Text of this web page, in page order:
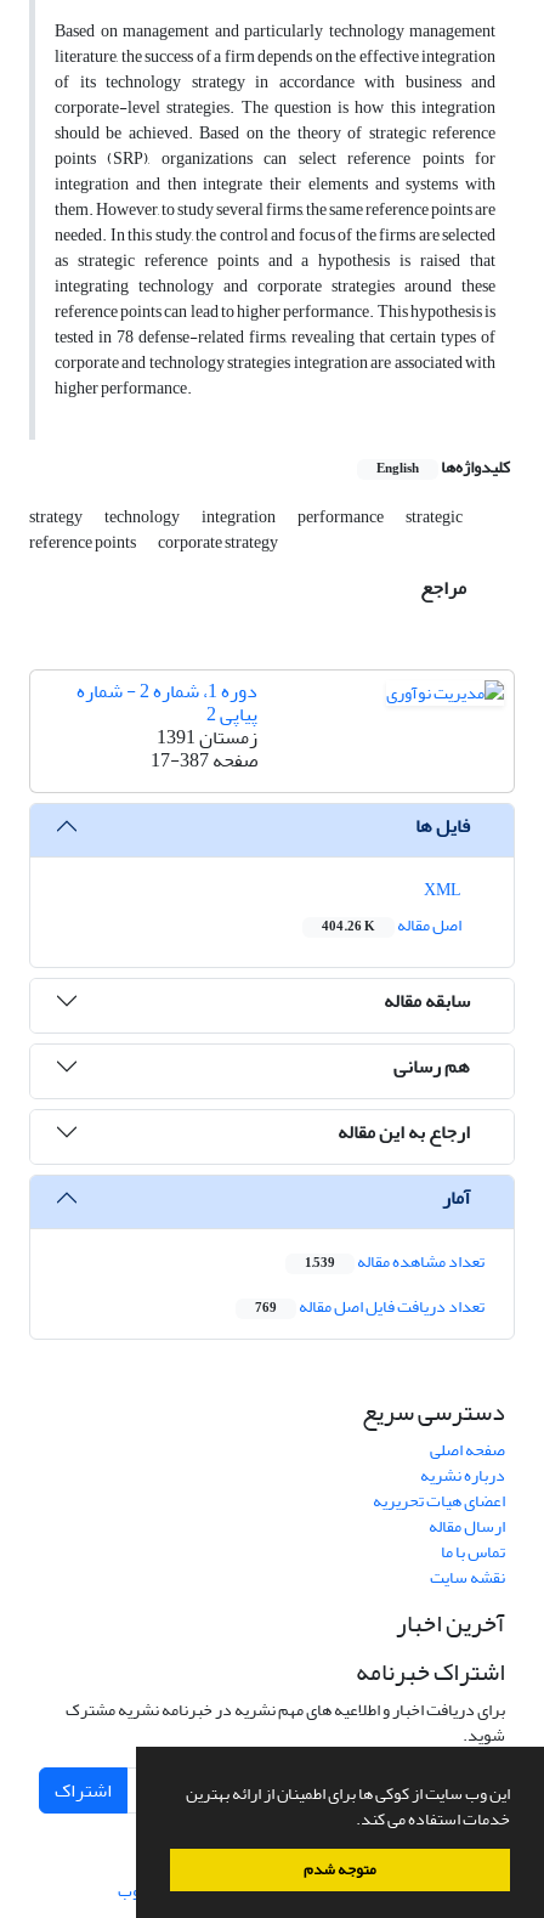
این وب سایت از کوکی ها برای اطمینان از ارائه بهترین
خدمات استفاده می کند.
متوجه شدم
Based on management and particularly technology management
literature, the success of a firm depends on the effective integration
of its technology strategy in accordance with business and
corporate-level strategies. The question is how this integration
should be achieved. Based on the theory of strategic reference
points (SRP), organizations can select reference points for
integration and then integrate their elements and systems with
them. However, to study several firms, the same reference points are
needed. In this study, the control and focus of the firms are selected
as strategic reference points and a hypothesis is raised that
integrating technology and corporate strategies around these
reference points can lead to higher performance. This hypothesis is
tested in 78 defense-related firms, revealing that certain types of
corporate and technology strategies integration are associated with
higher performance.
کلیدواژه‌ها English
strategy technology integration performance strategic
reference points corporate strategy
مراجع
دوره 1، شماره 2 - شماره
پیاپی 2
زمستان 1391
صفحه17-387
فایل ها
اصل مقاله
404.26 K
سابقه مقاله
هم رسانی
ارجاع به این مقاله
آمار
تعداد مشاهده مقاله 1,539
تعداد دریافت فایل اصل مقاله 769
دسترسی سریع
صفحه اصلی
درباره نشریه
اعضای هیات تحریریه
ارسال مقاله
تماس با ما
نقشه سایت
آخرین اخبار
اشتراک خبرنامه
برای دریافت اخبار و اطلاعیه های مهم نشریه در خبرنامه نشریه مشترک
شوید.
اشتراک
سامانه مدیریت نشریات علمی.طراحی و پیاده سازی از سیناوب